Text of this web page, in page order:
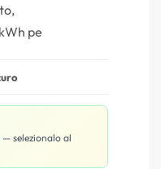
pe
— selezionalo al